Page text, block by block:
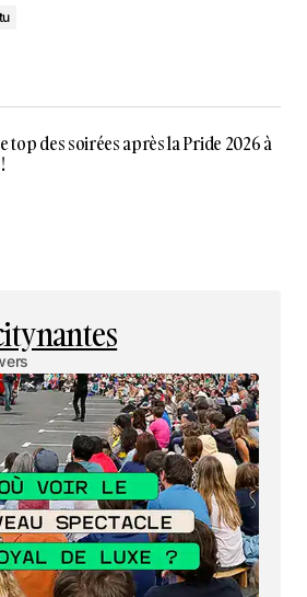
top des soirées après la Pride 2026 à